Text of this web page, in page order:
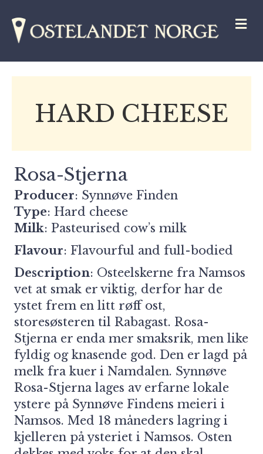
HARD CHEESE
Rosa-Stjerna
Producer: Synnøve Finden
Type: Hard cheese
Milk: Pasteurised cow’s milk
Flavour: Flavourful and full-bodied
Description: Osteelskerne fra Namsos
vet at smak er viktig, derfor har de
ystet frem en litt røff ost,
storesøsteren til Rabagast. Rosa-
Stjerna er enda mer smaksrik, men like
fyldig og knasende god. Den er lagd på
melk fra kuer i Namdalen. Synnøve
Rosa-Stjerna lages av erfarne lokale
ystere på Synnøve Findens meieri i
Namsos. Med 18 måneders lagring i
kjelleren på ysteriet i Namsos. Osten